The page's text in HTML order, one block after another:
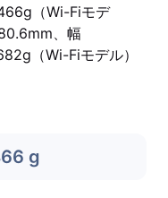
（Wi-Fiモデ
、幅
（Wi-Fiモデル）
g